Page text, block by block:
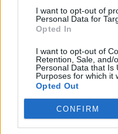
I want to opt-out of
Personal Data for
Opted In
I want to opt-out of
Retention, Sale, and/
Personal Data that Is
Purposes for which it
Opted Out
CONFIRM
karui Čečėnijoje,
išpuolių.
Pirmaisiais
kovotojai šturmavo
paėmę įkaitais
surengė Beslano